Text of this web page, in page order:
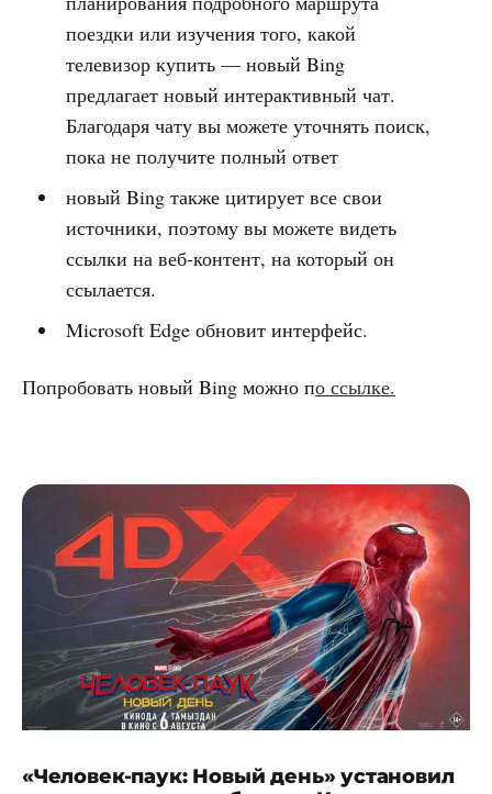
поездки или изучения того, какой
телевизор купить — новый Bing
предлагает новый интерактивный чат.
Благодаря чату вы можете уточнять поиск,
пока не получите полный ответ
новый Bing также цитирует все свои
источники, поэтому вы можете видеть
ссылки на веб-контент, на который он
ссылается.
Microsoft Edge обновит интерфейс.
Попробовать новый Bing можно по ссылке.
«Человек-паук: Новый день» установил